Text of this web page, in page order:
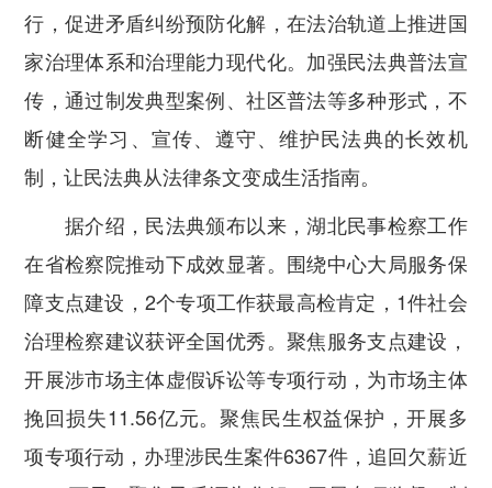
行，促进矛盾纠纷预防化解，在法治轨道上推进国
家治理体系和治理能力现代化。 加强民法典普法宣
传，通过制发典型案例、社区普法等多种形式，不
断健全学习、宣传、遵守、维护民法典的长效机
制，让民法典从法律条文变成生活指南。
据介绍，民法典颁布以来，湖北民事检察工作
在省检察院推动下成效显著。 围绕中心大局服务保
障支点建设， 2个专项工作获最高检肯定，1件社会
治理检察建议获评全国优秀。聚焦服务支点建设，
开展涉市场主体虚假诉讼等专项行动，为市场主体
挽回损失11.56亿元。聚焦民生权益保护，开展多
项专项行动，办理涉民生案件6367件，追回欠薪近